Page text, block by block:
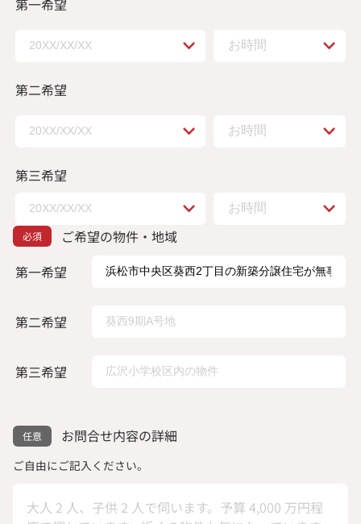
第二希望
第三希望
ご希望の物件・地域
第一希望
第二希望
第三希望
お問合せ内容の詳細
ご自由にご記入ください。